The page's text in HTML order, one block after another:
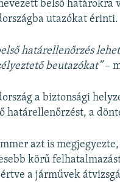
belső határokra
utazókat érinti.
határellenőrzés
beutazókat”–
a biztonsági
határellenőrzést, a
azt is
körű
a járművek